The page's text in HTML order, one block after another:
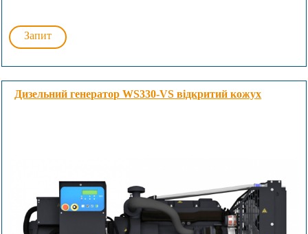
Запит
Дизельний генератор WS330-VS відкритий кожух